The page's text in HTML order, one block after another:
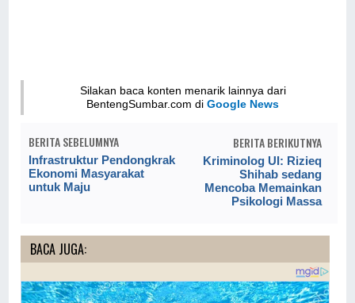
Silakan baca konten menarik lainnya dari
BentengSumbar.com diGoogle News
BERITA SEBELUMNYA
Infrastruktur Pendongkrak
Ekonomi Masyarakat
untuk Maju
BERITA BERIKUTNYA
Kriminolog UI: Rizieq
Shihab sedang
Mencoba Memainkan
Psikologi Massa
BACA JUGA: